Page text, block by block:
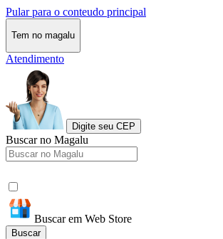
Pular para o conteudo principal
Tem no magalu
Atendimento
Digite seu CEP
Buscar no Magalu
Buscar em Web Store
Buscar